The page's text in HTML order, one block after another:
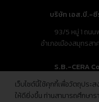
บริษัท เอส.บี.-
93/5 หมู่ 1 ถน
อำเภอเมืองสมุทรส
S.B.-CERA
93/5 Moo.1,
Mueang Samut
เว็บไซต์นี้ใช้คุกกี้เพื่อวัตถุปร
ให้ดียิ่งขึ้น ท่านสามารถศึกษาร